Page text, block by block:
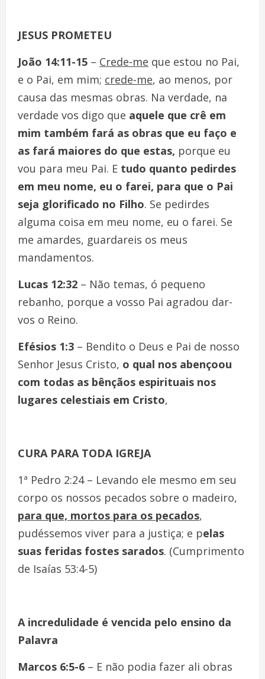
JESUS PROMETEU
João 14:11-15 – Crede-me que estou no Pai,
e o Pai, em mim; crede-me, ao menos, por
causa das mesmas obras. Na verdade, na
verdade vos digo que aquele que crê em
mim também fará as obras que eu faço e
as fará maiores do que estas, porque eu
vou para meu Pai. E tudo quanto pedirdes
em meu nome, eu o farei, para que o Pai
seja glorificado no Filho. Se pedirdes
alguma coisa em meu nome, eu o farei. Se
me amardes, guardareis os meus
mandamentos.
Lucas 12:32 – Não temas, ó pequeno
rebanho, porque a vosso Pai agradou dar-
vos o Reino.
Efésios 1:3 – Bendito o Deus e Pai de nosso
Senhor Jesus Cristo, o qual nos abençoou
com todas as bênçãos espirituais nos
lugares celestiais em Cristo,
CURA PARA TODA IGREJA
1ª Pedro 2:24 – Levando ele mesmo em seu
corpo os nossos pecados sobre o madeiro,
para que, mortos para os pecados,
pudéssemos viver para a justiça; e pelas
suas feridas fostes sarados. (Cumprimento
de Isaías 53:4-5)
A incredulidade é vencida pelo ensino da
Palavra
Marcos 6:5-6 – E não podia fazer ali obras